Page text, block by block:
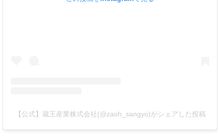
【公式】蔵王産業株式会社(@zaoh_sangyo)がシェアした投稿